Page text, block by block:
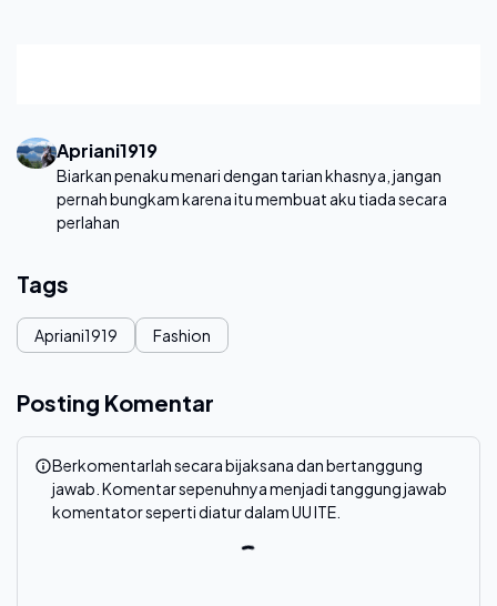
Apriani1919
Biarkan penaku menari dengan tarian khasnya, jangan
pernah bungkam karena itu membuat aku tiada secara
perlahan
Tags
Apriani1919 Fashion
Posting Komentar
Berkomentarlah secara bijaksana dan bertanggung
jawab. Komentar sepenuhnya menjadi tanggung jawab
komentator seperti diatur dalam UU ITE.